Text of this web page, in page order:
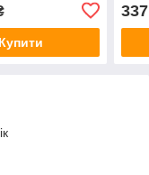
Купити